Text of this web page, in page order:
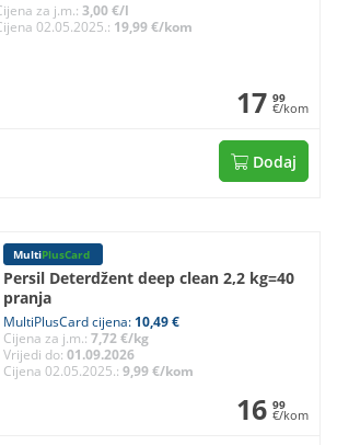
za j.m.: 3,00 €/l
02.05.2025.: 19,99 €/kom
17 99
€/kom
Dodaj
MultiPlusCard
Persil Deterdžent deep clean 2,2 kg=40
pranja
MultiPlusCard cijena: 10,49 €
Cijena za j.m.: 7,72 €/kg
Vrijedi do: 01.09.2026
Cijena 02.05.2025.: 9,99 €/kom
16 99
€/kom